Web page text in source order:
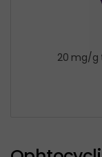
20 mg/g